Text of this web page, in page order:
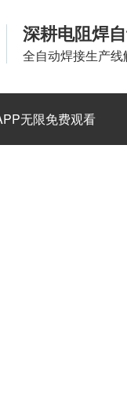
深耕电阻焊
全自动焊接生产
无限免费观看